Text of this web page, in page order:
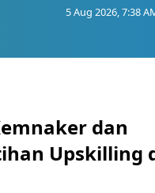
5 Aug 2026, 7:38
dan
Upskilling